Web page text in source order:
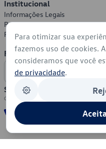
Institucional
Informações Legais
Política de Privacidade
Política de Cookies
Formas de Pagamento
Segurança
Para otimizar sua
fazemos uso de cookies.
consideramos que você
de privacidade.